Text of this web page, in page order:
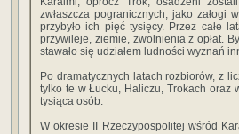
zwłaszcza pogranicznych, jako załogi
przybyło ich pięć tysięcy. Przez całe
przywileje, ziemie, zwolnienia z opłat.
stawało się udziałem ludności wyznań
Po dramatycznych latach rozbiorów, z
tylko te w Łucku, Haliczu, Trokach oraz
tysiąca osób.
W okresie II Rzeczypospolitej wśród